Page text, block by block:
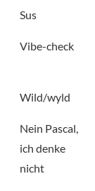
Sus
Vibe-check
Wild/wyld
Nein Pascal,
ich denke
nicht